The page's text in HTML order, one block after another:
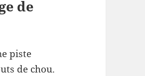
de
piste
de chou.